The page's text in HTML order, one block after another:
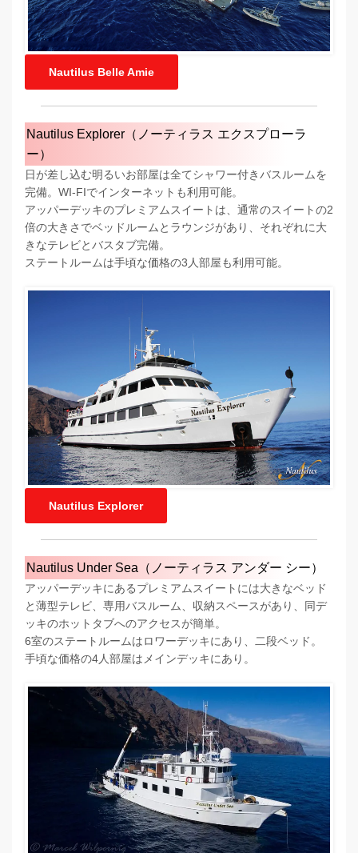
Nautilus Belle Amie
Nautilus Explorer（ノーティラス エクスプローラ
ー）
日が差し込む明るいお部屋は全てシャワー付きバスルームを
完備。WI-FIでインターネットも利用可能。
アッパーデッキのプレミアムスイートは、通常のスイートの2
倍の大きさでベッドルームとラウンジがあり、それぞれに大
きなテレビとバスタブ完備。
ステートルームは手頃な価格の3人部屋も利用可能。
Nautilus Explorer
Nautilus Under Sea（ノーティラス アンダー シー）
アッパーデッキにあるプレミアムスイートには大きなベッド
と薄型テレビ、専用バスルーム、収納スペースがあり、同デ
ッキのホットタブへのアクセスが簡単。
6室のステートルームはロワーデッキにあり、二段ベッド。
手頃な価格の4人部屋はメインデッキにあり。